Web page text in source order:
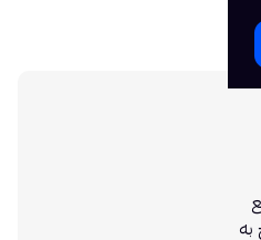
به